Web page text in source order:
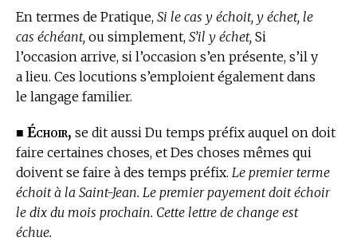
En termes de Pratique, Si le cas y échoit, y échet, le
cas échéant, ou simplement, S’il y échet, Si
l’occasion arrive, si l’occasion s’en présente, s’il y
a lieu. Ces locutions s’emploient également dans
le langage familier.
■ Échoir, se dit aussi Du temps préfix auquel on doit
faire certaines choses, et Des choses mêmes qui
doivent se faire à des temps préfix. Le premier terme
échoit à la Saint-Jean. Le premier payement doit échoir
le dix du mois prochain. Cette lettre de change est
échue.